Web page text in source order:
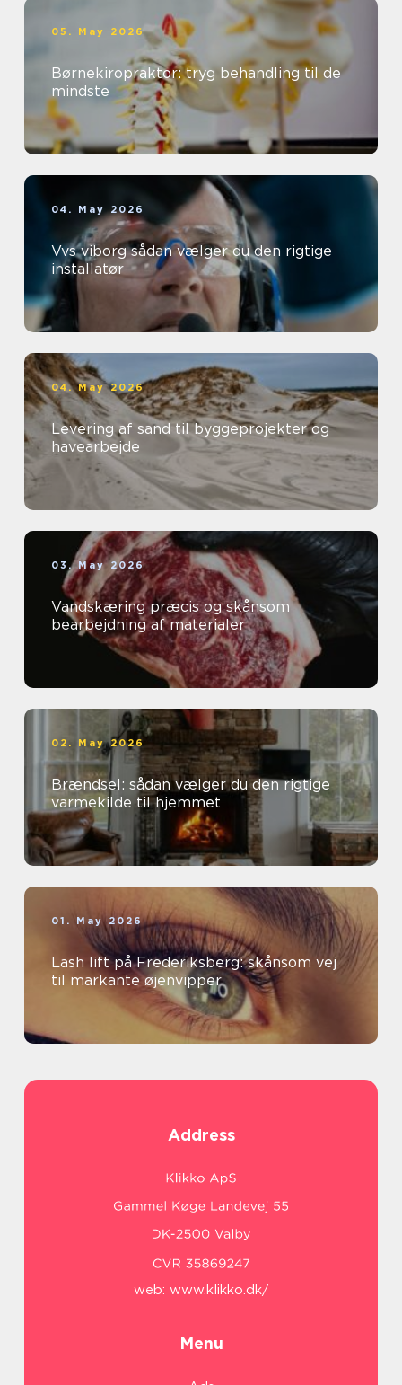
05. May 2026
Børnekiropraktor: tryg behandling til de
mindste
04. May 2026
Vvs viborg sådan vælger du den rigtige
installatør
04. May 2026
Levering af sand til byggeprojekter og
havearbejde
03. May 2026
Vandskæring præcis og skånsom
bearbejdning af materialer
02. May 2026
Brændsel: sådan vælger du den rigtige
varmekilde til hjemmet
01. May 2026
Lash lift på Frederiksberg: skånsom vej
til markante øjenvipper
Address
web: www.klikko.dk/
Menu